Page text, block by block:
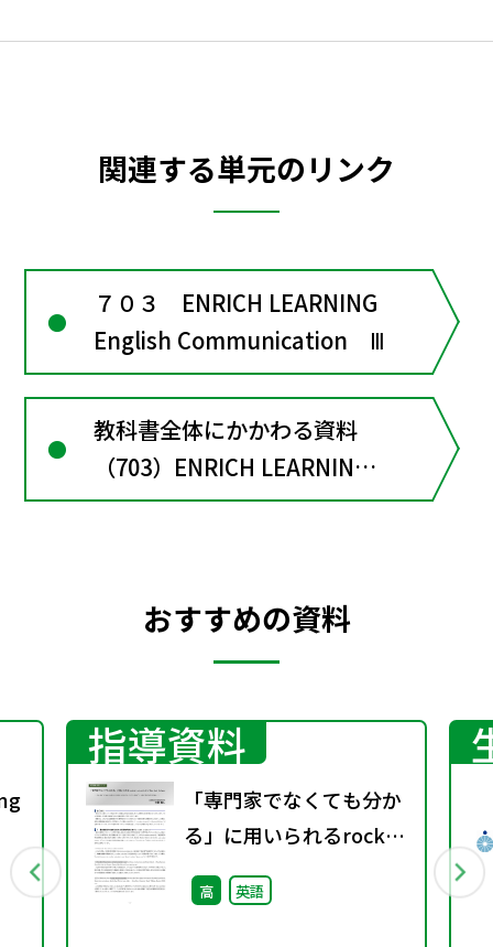
関連する単元のリンク
７０３ ENRICH LEARNING
English Communication Ⅲ
教科書全体にかかわる資料
（703）ENRICH LEARNING
III
おすすめの資料
指導資料
「専門家でなくても分か
る」に用いられるrocket
scientistとSherlock
Holmes ― You don’t
高 英語